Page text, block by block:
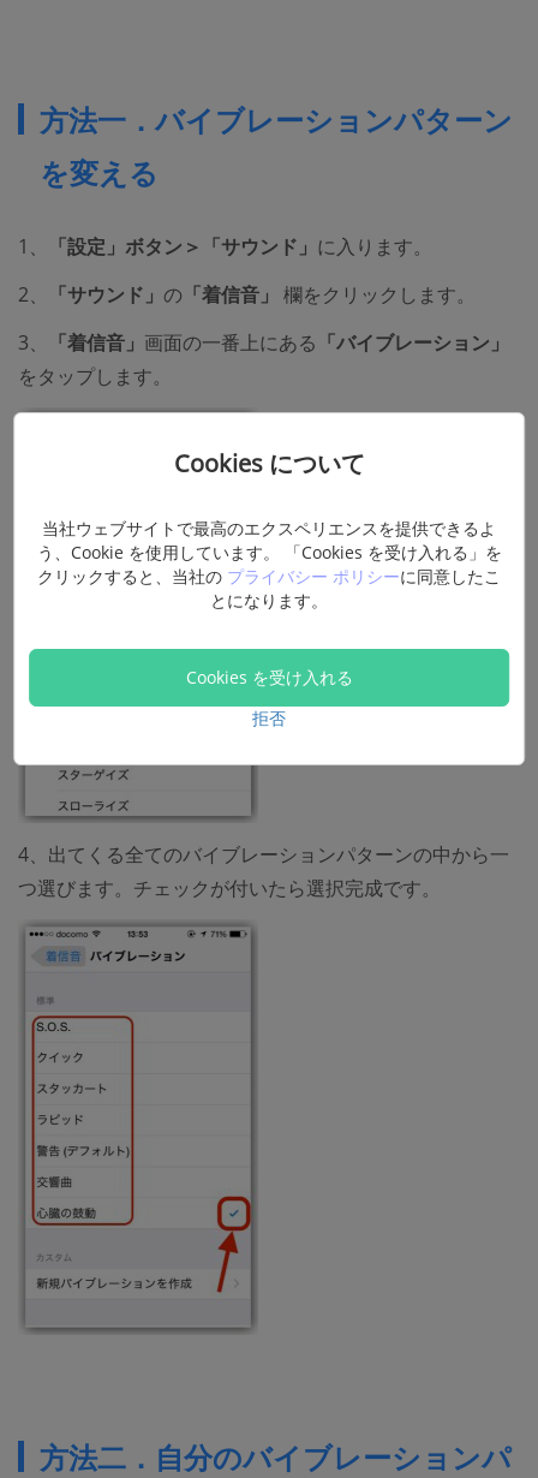
方法一．バイブレーションパターン
を変える
1、 「設定」ボタン＞「サウンド」 に入ります。
2、
「サウンド」 の 「着信音」 欄をクリックします。
3、
「着信音」 画面の一番上にある 「バイブレーション」
をタップします。
4、出てくる全てのバイブレーションパターンの中から一
つ選びます。チェックが付いたら選択完成です。
方法二．自分のバイブレーションパ
Cookies について
当社ウェブサイトで最高のエクスペリエンスを提供できるよ
う、Cookie を使用しています。 「Cookies を受け入れる」を
クリックすると、当社の プライバシー ポリシーに同意したこ
とになります。
Cookies を受け入れる
拒否